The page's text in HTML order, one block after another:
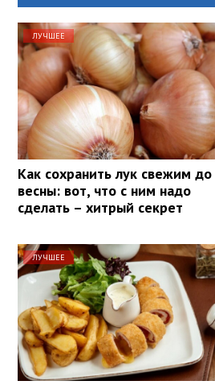
ЛУЧШЕЕ
Как сохранить лук свежим до
весны: вот, что с ним надо
сделать – хитрый секрет
ЛУЧШЕЕ